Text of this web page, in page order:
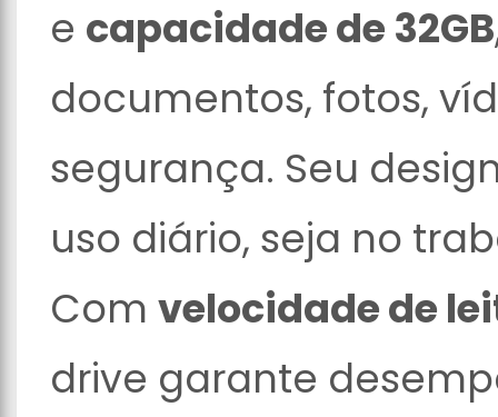
e capacidade de 32GB
documentos, fotos,
segurança. Seu
uso diário, seja no
Com velocidade de
drive garante